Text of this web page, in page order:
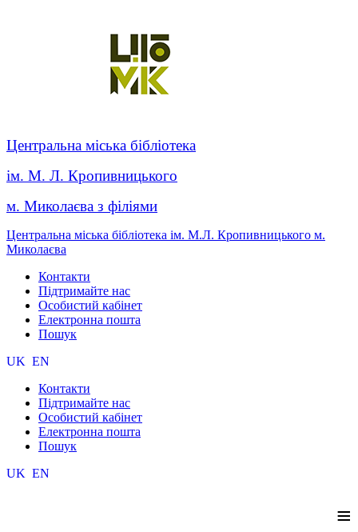
Центральна міська бібліотека
ім. М. Л. Кропивницького
м. Миколаєва з філіями
Центральна міська бібліотека ім. М.Л. Кропивницького м.
Миколаєва
Контакти
Підтримайте нас
Особистий кабінет
Електронна пошта
Пошук
UK EN
Контакти
Підтримайте нас
Особистий кабінет
Електронна пошта
Пошук
UK EN
≡